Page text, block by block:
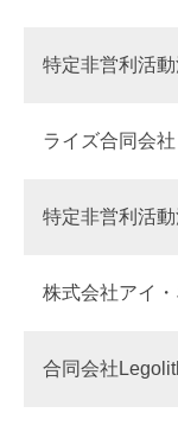
特定非営利活
ライズ合同会社
特定非営利活
株式会社アイ
合同会社